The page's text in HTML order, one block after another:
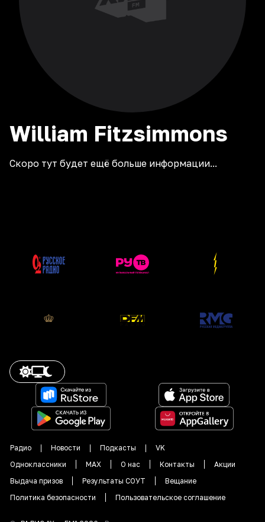
William Fitzsimmons
Скоро тут будет ещё больше информации...
Радио Новости Подкасты
VK
Одноклассники
MAX О нас Контакты
Акции
Выдача призов
Результаты СОУТ
Вещание
Политика безопасности
Пользовательское соглашение